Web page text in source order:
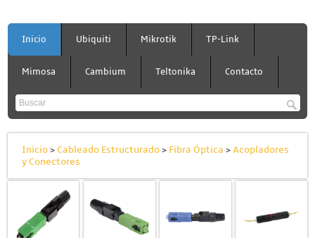
PAGAR AHORA
Inicio Ubiquiti Mikrotik TP-Link
Mimosa Cambium Teltonika Contacto
Inicio>Cableado Estructurado> Fibra Óptica >Acopladores
y Conectores